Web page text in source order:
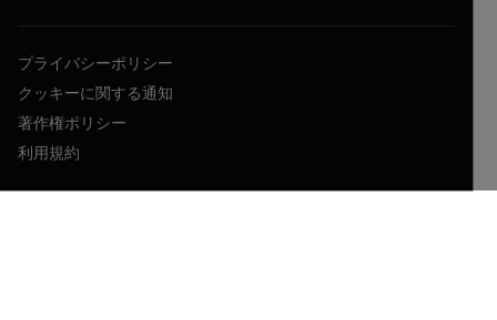
プライバシーポリシー
クッキーに関する通知
著作権ポリシー
利用規約